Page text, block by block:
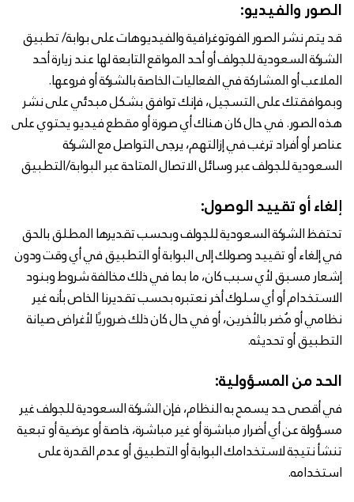
الصور والفيديو:
قد يتم نشر الصور الفوتوغرافية والفيديوهات على بوابة/ تطبيق
الشركة السعودية للجولف أو أحد المواقع التابعة لها عند زيارة أحد
الملاعب أو المشاركة في الفعاليات الخاصة بالشركة أو فروعها.
وبموافقتك على التسجيل، فإنك توافق بشكل مبدئي على نشر
هذه الصور. في حال كان هناك أي صورة أو مقطع فيديو يحتوي على
عناصر أو أفراد ترغب في إزالتهم، يرجى التواصل مع الشركة
السعودية للجولف عبر وسائل الاتصال المتاحة عبر البوابة/التطبيق
إلغاء أو تقييد الوصول:
تحتفظ الشركة السعودية للجولف وبحسب تقديرها المطلق بالحق
في إلغاء أو تقييد وصولك إلى البوابة أو التطبيق في أي وقت ودون
إشعار مسبق لأي سبب كان، ما بما في ذلك مخالفة شروط وبنود
الاستخدام أو أي سلوك أخر نعتبره بحسب تقديرنا الخاص بأنه غير
نظامي أو مُضر بالأخرين، أو في حال كان ذلك ضروريًا لأغراض صيانة
التطبيق أو تحديثه.
الحد من المسؤولية:
في أقصى حد يسمح به النظام، فإن الشركة السعودية للجولف غير
مسؤولة عن أي أضرار مباشرة أو غير مباشرة، خاصة أو عرضية أو تبعية
تنشأ نتيجة لاستخدامك البوابة أو التطبيق أو عدم القدرة على
استخدامه.